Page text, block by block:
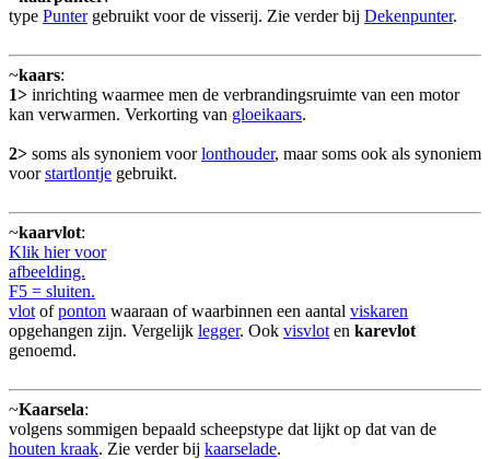
type Puntergebruikt voor de visserij. Zie verder bij Dekenpunter.
~kaars:
1> inrichting waarmee men de verbrandingsruimte van een motor
kan verwarmen. Verkorting van gloeikaars.
2> soms als synoniem voorlonthouder, maar soms ook als synoniem
voorstartlontje gebruikt.
~kaarvlot:
Klik hier voor
afbeelding.
F5 = sluiten.
vlot ofponton waaraan of waarbinnen een aantal viskaren
opgehangen zijn. Vergelijk legger. Ook visvlot en karevlot
genoemd.
~Kaarsela:
volgens sommigen bepaald scheepstype dat lijkt op dat van de
houten kraak. Zie verder bij kaarselade.